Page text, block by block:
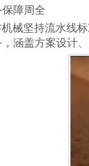
保障周全
坚持流水线标
涵盖方案设计